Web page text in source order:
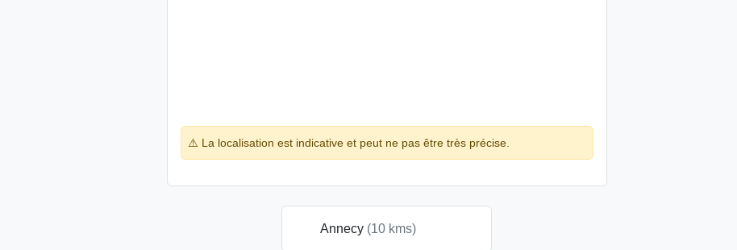
⚠️ La localisation est indicative et peut ne pas être très précise.
Annecy (10 kms)